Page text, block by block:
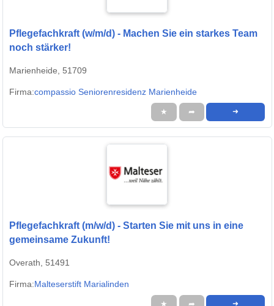
Pflegefachkraft (w/m/d) - Machen Sie ein starkes Team
noch stärker!
Marienheide, 51709
Firma:compassio Seniorenresidenz Marienheide
★ ➦ ➜
Pflegefachkraft (m/w/d) - Starten Sie mit uns in eine
gemeinsame Zukunft!
Overath, 51491
Firma:Malteserstift Marialinden
★ ➦ ➜